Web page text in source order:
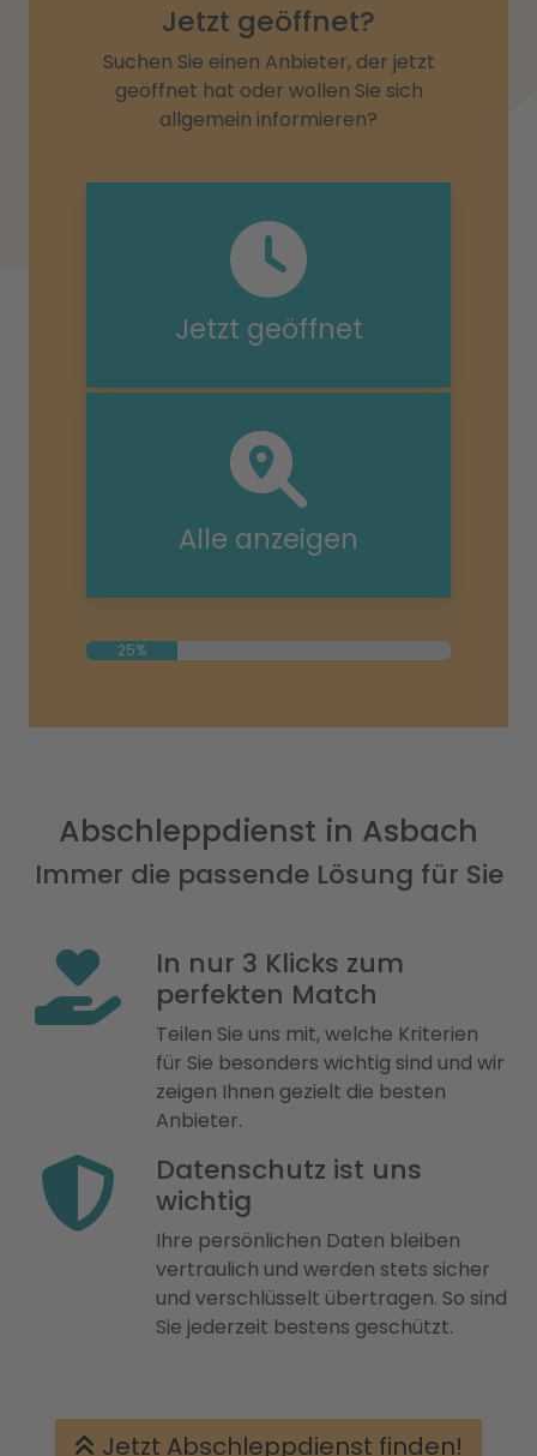
Jetzt geöffnet?
Suchen Sie einen Anbieter, der jetzt
geöffnet hat oder wollen Sie sich
allgemein informieren?
Jetzt geöffnet
Alle anzeigen
25%
Abschleppdienst in Asbach
Immer die passende Lösung für Sie
In nur 3 Klicks zum
perfekten Match
Teilen Sie uns mit, welche Kriterien
für Sie besonders wichtig sind und wir
zeigen Ihnen gezielt die besten
Anbieter.
Datenschutz ist uns
wichtig
Ihre persönlichen Daten bleiben
vertraulich und werden stets sicher
und verschlüsselt übertragen. So sind
Sie jederzeit bestens geschützt.
Jetzt Abschleppdienst finden!